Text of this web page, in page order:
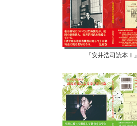
『安井浩司読本Ⅰ』